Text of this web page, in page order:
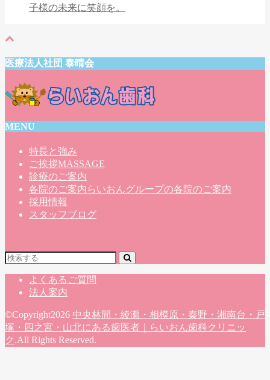
医療法人社団 泰晴会
MENU
特長と強み
ご挨拶MASSAGE
診療のご案内
各院のご案内 らいおんグループの各院のご案内
採用情報
スタッフブログ
よくあるご質問
法人案内
©Copyright2026 中央林間・綾瀬・相模原・秦野・湘南台・戸
塚・四之宮・山北にある歯医者｜らいおん歯科クリニッ
ク .All Rights Reserved.